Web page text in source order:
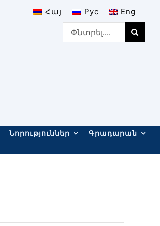
Հայ Рус
Eng
Search
for:
Նորություններ
Գրադարան